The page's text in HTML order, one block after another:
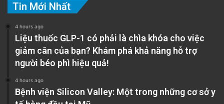
Tin Mới Nhất
4 hours ago
Liệu thuốc GLP-1 có phải là chìa khóa cho việc
giảm cân của bạn? Khám phá khả năng hỗ trợ
người béo phì hiệu quả!
4 hours ago
Bệnh viện Silicon Valley: Một trong những cơ sở y